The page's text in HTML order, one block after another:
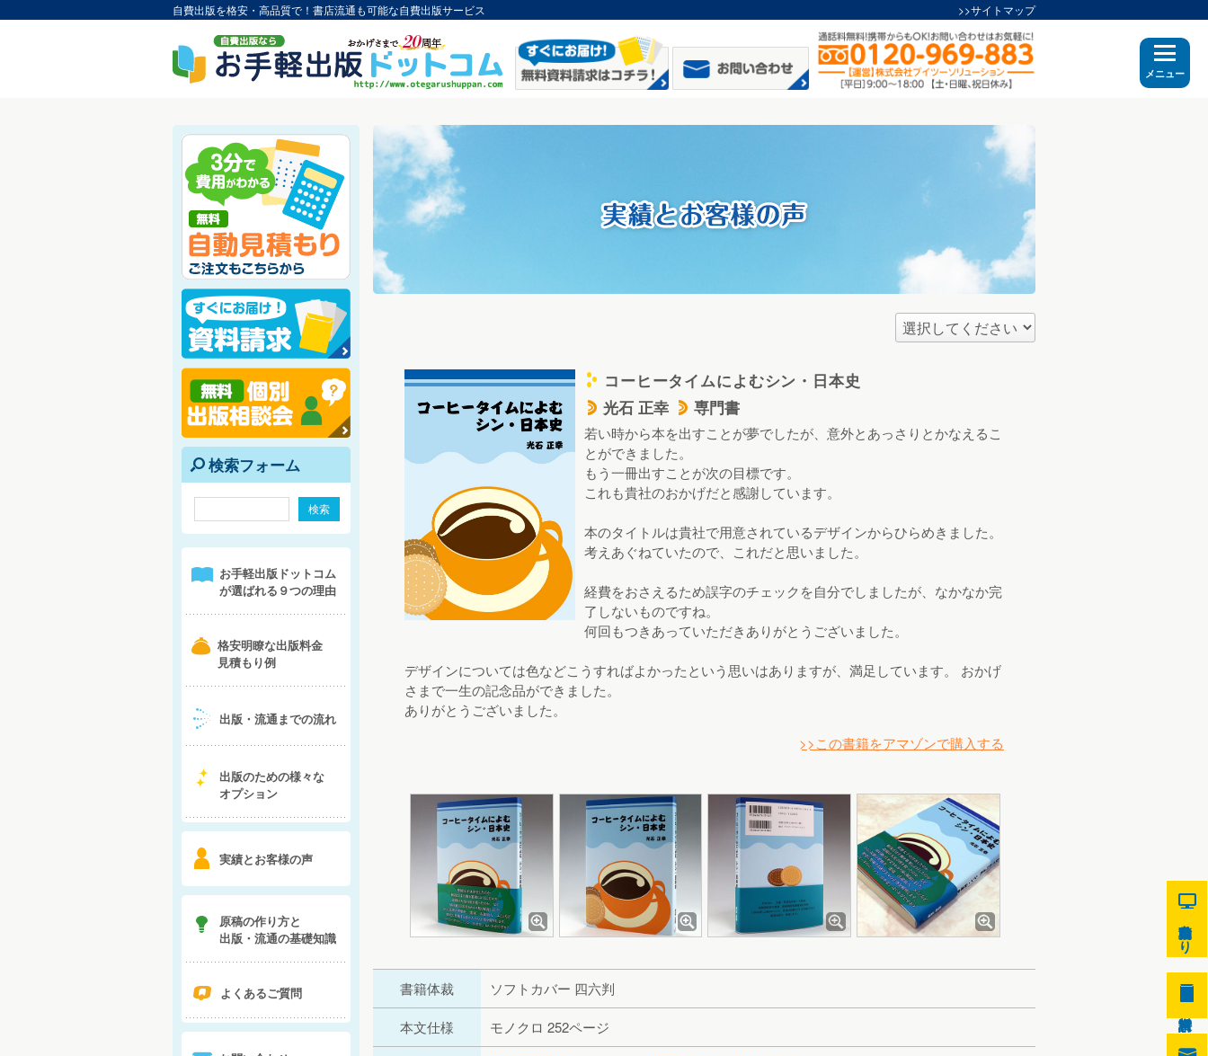
自費出版を格安・高品質で！書店流通も可能な自費出版サービス >>サイトマップ
c コーヒータイムによむシン・日本史
d 光石 正幸 d 専門書
若い時から本を出すことが夢でしたが、意外とあっさりとかなえるこ
とができました。
もう一冊出すことが次の目標です。
これも貴社のおかげだと感謝しています。
本のタイトルは貴社で用意されているデザインからひらめきました。
考えあぐねていたので、これだと思いました。
経費をおさえるため誤字のチェックを自分でしましたが、なかなか完
了しないものですね。
何回もつきあっていただきありがとうございました。
デザインについては色などこうすればよかったという思いはありますが、満足しています。 おかげ
さまで一生の記念品ができました。
ありがとうございました。
>>この書籍をアマゾンで購入する
書籍体裁 ソフトカバー 四六判
本文仕様 モノクロ 252ページ
e 検索フォーム
1 お手軽出版ドットコム
が選ばれる９つの理由
b 格安明瞭な出版料金
見積もり例
4 出版・流通までの流れ
5
出版のための様々な
オプション
6 実績とお客様の声
7
原稿の作り方と
出版・流通の基礎知識
q よくあるご質問
メニュー
9
自動見積もり
8